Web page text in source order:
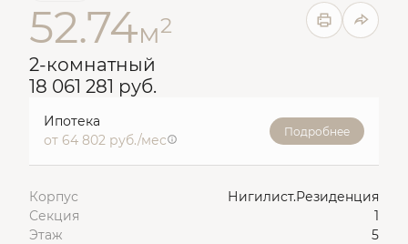
52.74м2
2-комнатный
18 061 281 руб.
Ипотека
от 64 802 руб./мес
Подробнее
Корпус
Нигилист.Резиденция
Секция
1
Этаж
5